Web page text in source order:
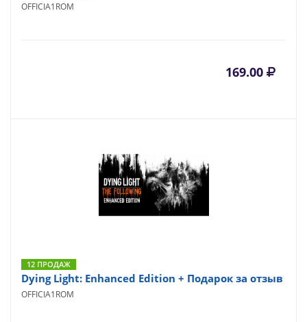
OFFICIA1ROM
169.00
12 ПРОДАЖ
Dying Light: Enhanced Edition + Подарок за отзыв
OFFICIA1ROM